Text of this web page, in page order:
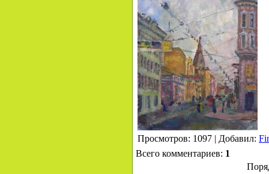
Просмотров: 1097 | Добавил:
Всего комментариев: 1